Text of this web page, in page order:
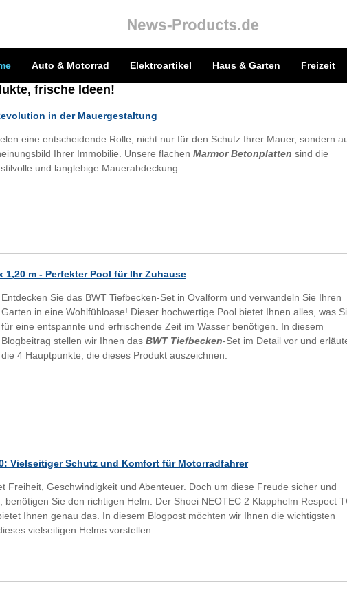
Auto & Motorrad Elektroartikel Haus & Garten Freizeit
frische Ideen!
in der Mauergestaltung
eine entscheidende Rolle, nicht nur für den Schutz Ihrer Mauer, sondern
Ihrer Immobilie. Unsere flachen Marmor Betonplatten sind die
und langlebige Mauerabdeckung.
1,20 m - Perfekter Pool für Ihr Zuhause
Entdecken Sie das BWT Tiefbecken-Set in Ovalform und verwandeln Sie Ihren
Garten in eine Wohlfühloase! Dieser hochwertige Pool bietet Ihnen alles, was
für eine entspannte und erfrischende Zeit im Wasser benötigen. In diesem
Blogbeitrag stellen wir Ihnen das BWT Tiefbecken-Set im Detail vor und
die 4 Hauptpunkte, die dieses Produkt auszeichnen.
Vielseitiger Schutz und Komfort für Motorradfahrer
Freiheit, Geschwindigkeit und Abenteuer. Doch um diese Freude sicher und
benötigen Sie den richtigen Helm. Der Shoei NEOTEC 2 Klapphelm Respect
Ihnen genau das. In diesem Blogpost möchten wir Ihnen die wichtigsten
vielseitigen Helms vorstellen.